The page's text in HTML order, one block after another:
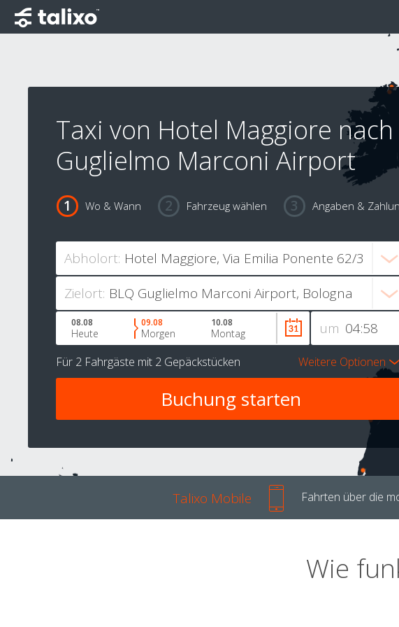
Taxi von Hotel Maggiore nach
Guglielmo Marconi Airport
Wo & Wann Fahrzeug wählen Angaben &
Abholort:
Zielort:
um
08.08
Heute
09.08
Morgen
10.08
Montag
Für 2 Fahrgäste mit 2 Gepäckstücken Weitere Optionen
Talixo Mobile Fahrten über die
Wie